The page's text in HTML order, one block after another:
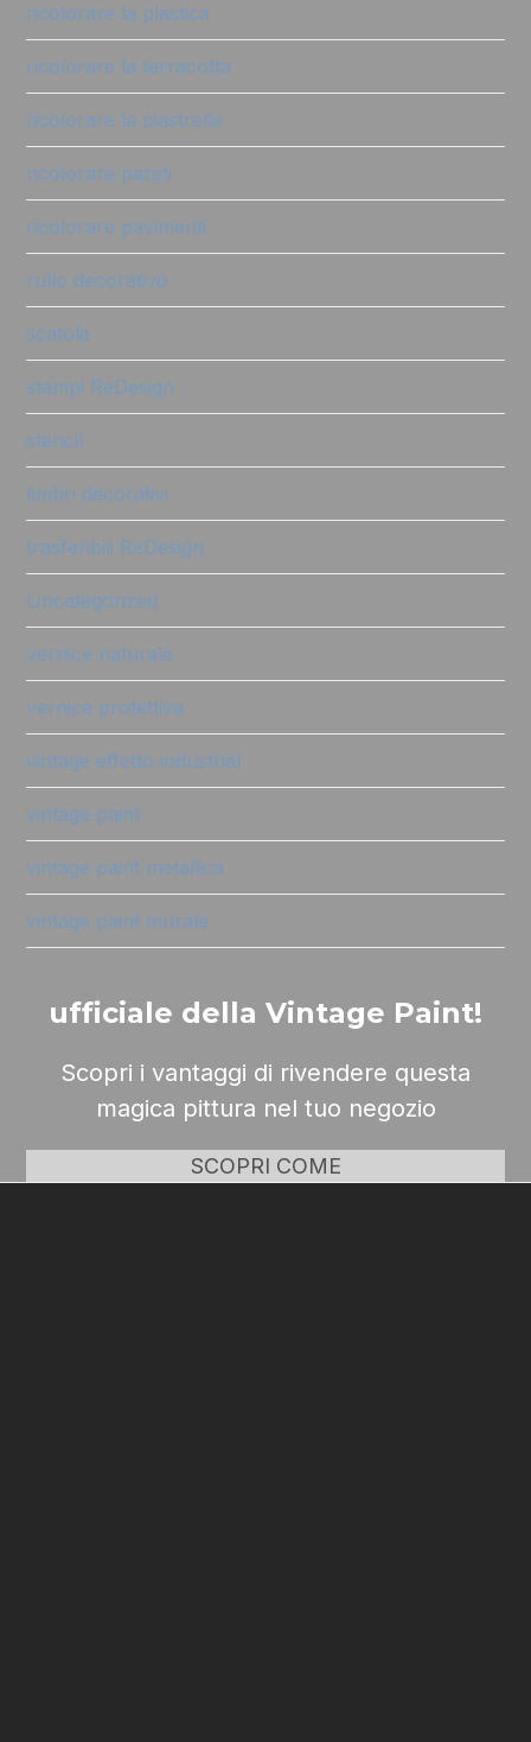
ricolorare la plastica
ricolorare la terracotta
ricolorare le piastrelle
ricolorare pareti
ricolorare pavimenti
rullo decorativo
scatole
stampi ReDesign
stencil
timbri decorativi
trasferibili ReDesign
Uncategorized
vernice naturale
vernice protettiva
vintage effetto industrial
vintage paint
vintage paint metallica
vintage paint murale
ufficiale della Vintage Paint!
Scopri i vantaggi di rivendere questa
magica pittura nel tuo negozio
SCOPRI COME